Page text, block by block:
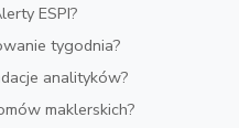
ESPI?
tygodnia?
analityków?
maklerskich?